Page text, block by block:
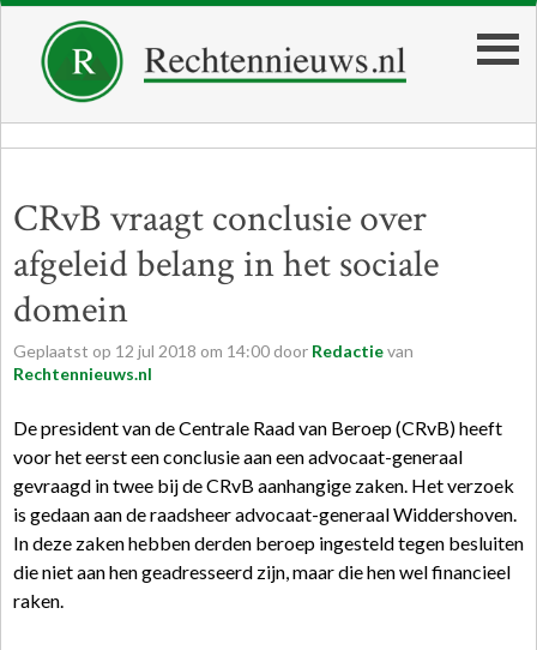
CRvB vraagt conclusie over
afgeleid belang in het sociale
domein
Geplaatst op 12 jul 2018 om 14:00 door Redactievan
Rechtennieuws.nl
De president van de Centrale Raad van Beroep (CRvB) heeft
voor het eerst een conclusie aan een advocaat-generaal
gevraagd in twee bij de CRvB aanhangige zaken. Het verzoek
is gedaan aan de raadsheer advocaat-generaal Widdershoven.
In deze zaken hebben derden beroep ingesteld tegen besluiten
die niet aan hen geadresseerd zijn, maar die hen wel financieel
raken.